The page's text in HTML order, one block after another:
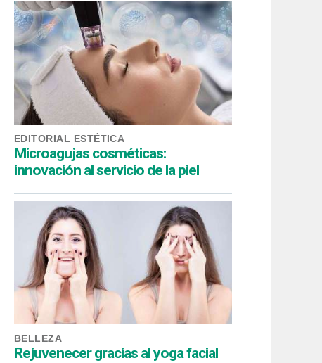
EDITORIAL ESTÉTICA
Microagujas cosméticas:
innovación al servicio de la piel
BELLEZA
Rejuvenecer gracias al yoga facial